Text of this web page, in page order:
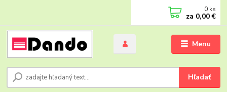
Menu
Hľadať
0 ks
za 0,00 €